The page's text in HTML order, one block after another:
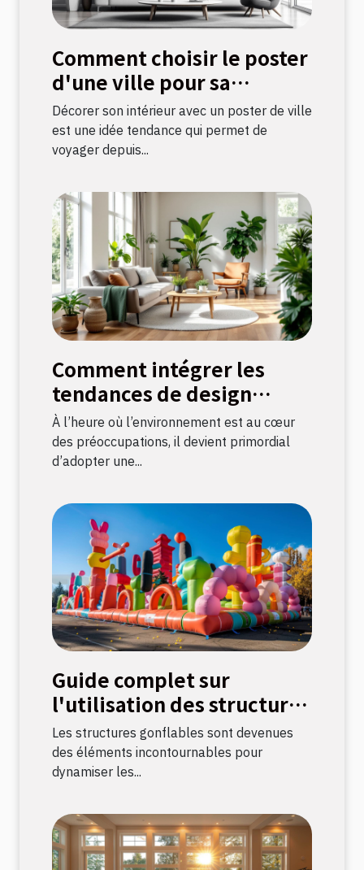
Comment choisir le poster
d'une ville pour sa
décoration intérieure ?
Décorer son intérieur avec un poster de ville
est une idée tendance qui permet de
voyager depuis...
Comment intégrer les
tendances de design
durable dans votre
décoration intérieure
À l’heure où l’environnement est au cœur
des préoccupations, il devient primordial
d’adopter une...
Guide complet sur
l'utilisation des structures
gonflables pour
événements
Les structures gonflables sont devenues
des éléments incontournables pour
dynamiser les...